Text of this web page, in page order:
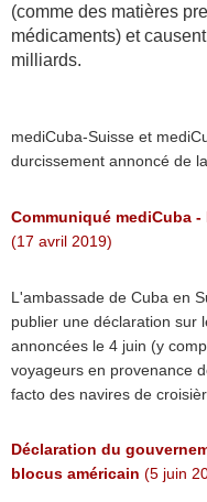
(comme des matières
médicaments) et
milliards.
mediCuba-Suisse et
durcissement annoncé de
Communiqué mediCuba
(17 avril 2019)
L'ambassade de Cuba en
publier une déclaration sur
annoncées le 4 juin (y
voyageurs en provenance
facto des navires de
Déclaration du
blocus américain (5 juin